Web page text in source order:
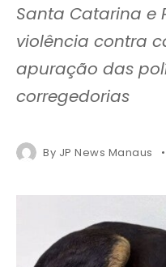
Santa Catarina e
violência contra
apuração das
corregedorias
By JP News Manaus